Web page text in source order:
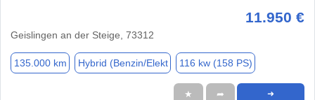
11.950 €
Geislingen an der Steige, 73312
135.000 km Hybrid (Benzin/Elekt 116 kw (158 PS)
★ ➦ ➜